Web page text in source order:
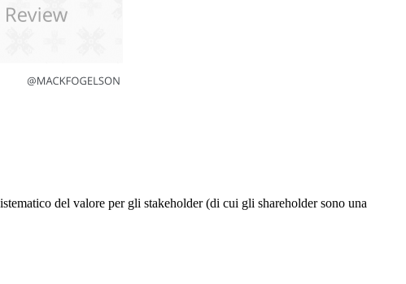
del valore per gli stakeholder (di cui gli shareholder sono una